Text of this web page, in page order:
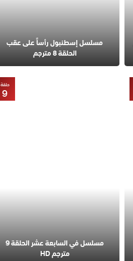
مسلسل إسطنبول رأساً على عقب
الحلقة 8 مترجم
مسلسل في السابعة عشر الحلقة 9
مترجم HD
حلقة
9